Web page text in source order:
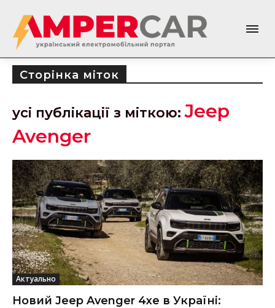
Сторінка міток
усі публікації з міткою:Jeep
Avenger
Актуально
Новий Jeep Avenger 4xe в Україні: